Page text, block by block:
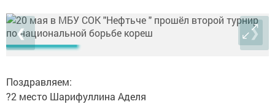
❮ ❯
Поздравляем:
?2 место Шарифуллина Аделя